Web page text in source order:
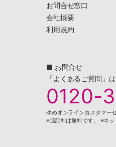
お問合せ窓口
会社概要
利用規約
■ お問合せ
「よくあるご質問」は
0120-
ゆめオンラインカスタマー
※通話料は無料です。 ※ネッ